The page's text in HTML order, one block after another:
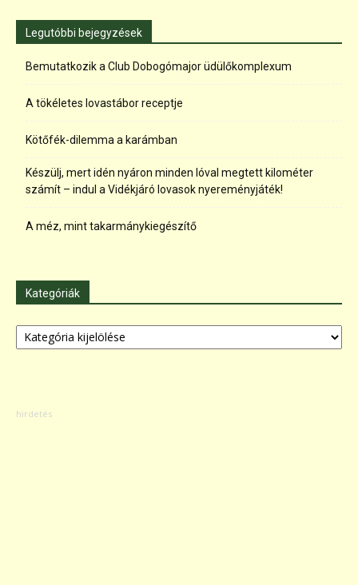
Legutóbbi bejegyzések
Bemutatkozik a Club Dobogómajor üdülőkomplexum
A tökéletes lovastábor receptje
Kötőfék-dilemma a karámban
Készülj, mert idén nyáron minden lóval megtett kilométer
számít – indul a Vidékjáró lovasok nyereményjáték!
A méz, mint takarmánykiegészítő
Kategóriák
Kategóriák